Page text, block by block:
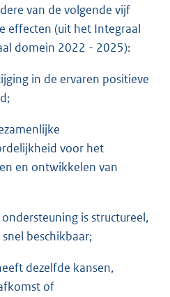
van de volgende vijf
effecten (uit het Integraal
domein 2022 - 2025):
in de ervaren positieve
voor het
en ontwikkelen van
is structureel,
beschikbaar;
dezelfde kansen,
of